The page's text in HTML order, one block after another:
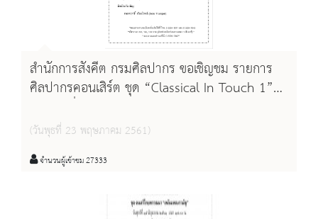
สำนักการสังคีต กรมศิลปากร ขอเชิญชม รายการ
ศิลปากรคอนเสิร์ต ชุด “Classical In Touch 1”
ละครแห่งชาติ
(วันพุธที่ 23 พฤษภาคม 2561)
จำนวนผู้เข้าชม 27333